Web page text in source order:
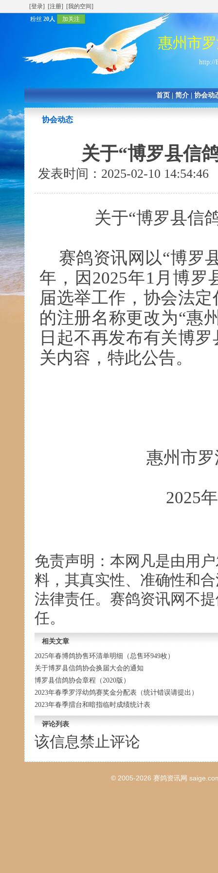
[登录] [注册]
[我的空间]
粉丝 20人 加关注
惠州市
http://
首页 简介 协会动
协会动态
关于“博罗县信
发表时间：2025-02-10
关于“博罗县信
赛鸽资讯网以“博罗
年，因2025年1月博罗
届选举工作，协会法
的注册名称更改为“惠
日起不再发布有关博
关内容，特此公告。
惠州市
2025
免责声明：本网凡是由用
料，其真实性、准确性和
法律责任。赛鸽资讯网不
任。
相关文章
2025年春博鸽协售环清单明细（总售环949枚）
关于博罗县信鸽协会换届大会的通知
博罗县信鸽协会章程（2020版）
2023年春季罗浮幼鸽赛奖金分配表（统计错误请提出）
2023年春季擂台和暗指临时成绩统计表
评论列表
该信息禁止评论
© 2005-2026 赛鸽资讯网